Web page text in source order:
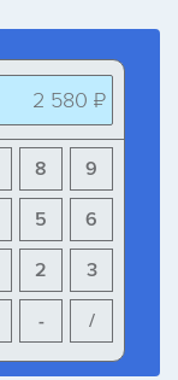
2 580 ₽
9
8
6
5
3
2
- /